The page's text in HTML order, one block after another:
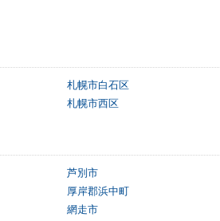
札幌市白石区
札幌市西区
芦別市
厚岸郡浜中町
網走市